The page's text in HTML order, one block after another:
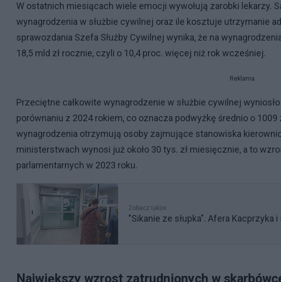
W ostatnich miesiącach wiele emocji wywołują zarobki lekarzy.
wynagrodzenia w służbie cywilnej oraz ile kosztuje utrzymanie
sprawozdania Szefa Służby Cywilnej wynika, że na
18,5 mld zł rocznie, czyli o 10,4 proc. więcej niż rok wcześniej.
Reklama
Przeciętne całkowite wynagrodzenie w służbie cywilnej
porównaniu z 2024 rokiem, co oznacza podwyżkę średnio o
wynagrodzenia otrzymują osoby zajmujące stanowiska
ministerstwach wynosi już około 30 tys. zł miesięcznie, a to
parlamentarnych w 2023 roku.
Zobacz także
"Sikanie ze słupka". Afera Kacprzyka
Największy wzrost zatrudnionych w